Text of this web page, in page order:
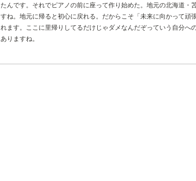
たんです。それでピアノの前に座って作り始めた。地元の北海道・
すね。地元に帰ると初心に戻れる。だからこそ「未来に向かって頑
れます。ここに里帰りしてるだけじゃダメなんだぞっていう自分へ
ありますね。